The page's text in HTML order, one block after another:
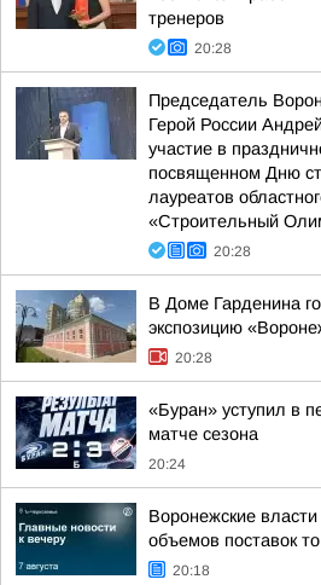
тренеров
20:28
Председатель
Герой России
участие в
посвященном Дню
лауреатов
«Строительный
20:28
В Доме Гарденина
экспозицию
20:28
«Буран» уступил в
матче сезона
20:24
Воронежские
объемов поставок
20:18